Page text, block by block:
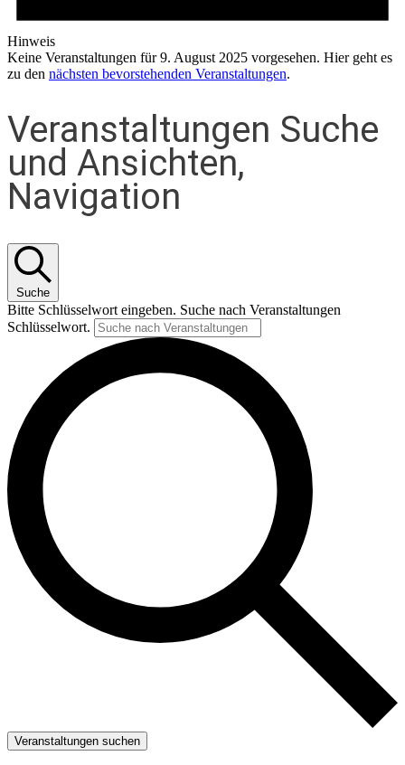
Hinweis
Keine Veranstaltungen für 9. August 2025 vorgesehen. Hier geht es
zu den nächsten bevorstehenden Veranstaltungen.
Veranstaltungen Suche
und Ansichten,
Navigation
Suche
Bitte Schlüsselwort eingeben. Suche nach Veranstaltungen
Schlüsselwort.
Veranstaltungen suchen